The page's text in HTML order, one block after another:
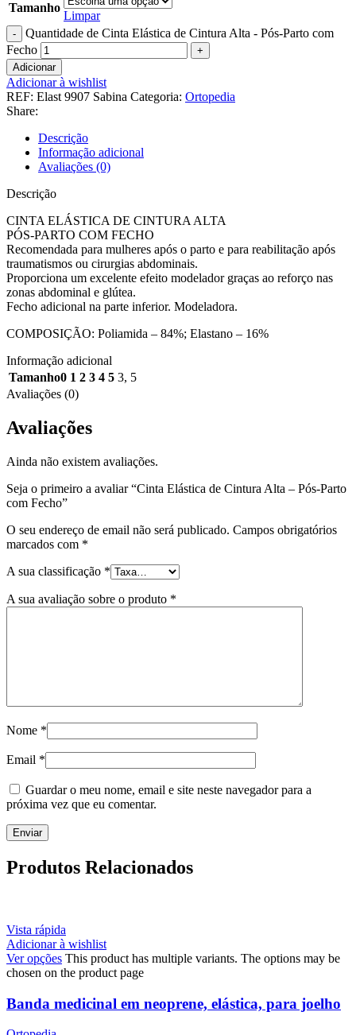
Tamanho
Limpar
Quantidade de Cinta Elástica de Cintura Alta - Pós-Parto com
Fecho
Adicionar
Adicionar à wishlist
REF: Elast 9907 Sabina Categoria: Ortopedia
Share:
Descrição
Informação adicional
Avaliações (0)
Descrição
CINTA ELÁSTICA DE CINTURA ALTA
PÓS-PARTO COM FECHO
Recomendada para mulheres após o parto e para reabilitação após
traumatismos ou cirurgias abdominais.
Proporciona um excelente efeito modelador graças ao reforço nas
zonas abdominal e glútea.
Fecho adicional na parte inferior. Modeladora.
COMPOSIÇÃO: Poliamida – 84%; Elastano – 16%
Informação adicional
Tamanho0 1 2 3 4 5 3, 5
Avaliações (0)
Avaliações
Ainda não existem avaliações.
Seja o primeiro a avaliar “Cinta Elástica de Cintura Alta – Pós-Parto
com Fecho”
O seu endereço de email não será publicado. Campos obrigatórios
marcados com *
A sua classificação *
A sua avaliação sobre o produto *
Nome *
Email *
Guardar o meu nome, email e site neste navegador para a
próxima vez que eu comentar.
Produtos Relacionados
Vista rápida
Adicionar à wishlist
Ver opções This product has multiple variants. The options may be
chosen on the product page
Banda medicinal em neoprene, elástica, para joelho